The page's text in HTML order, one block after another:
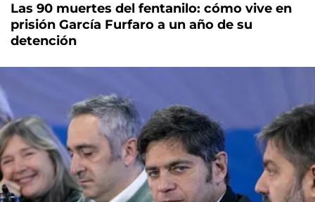
Las 90 muertes del fentanilo: cómo vive en
prisión García Furfaro a un año de su
detención